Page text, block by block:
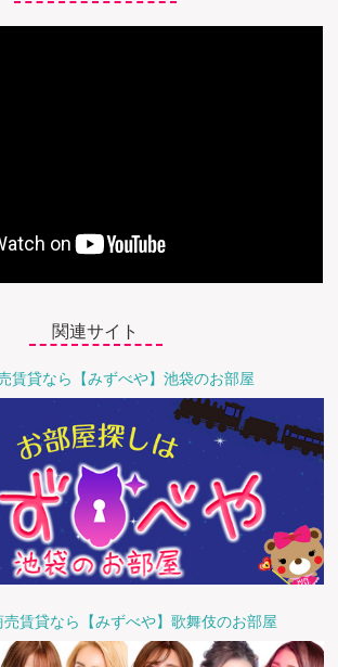
関連サイト
賃貸なら【みずべや】池袋のお部屋
賃貸なら【みずべや】歌舞伎のお部屋